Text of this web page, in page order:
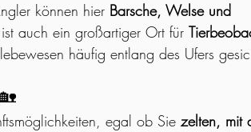
können hier Barsche, Welse und
auch ein großartiger Ort für
häufig entlang des Ufers
egal ob Sie zelten, mit